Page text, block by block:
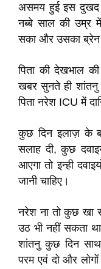
असमय हुई इस दुखद
नब्बे साल की उम्र
सका और उसका ब्रेन
पिता की देखभाल
खबर सुनते ही
पिता नरेश ICU में
कुछ दिन इलाज़ के
सलाह दी, कुछ
आएगा तो इन्ही
जानी चाहिए।
नरेश ना तो कुछ खा
उठ भी नहीं सकता
शांतनु कुछ दिन
परम एवं दो और